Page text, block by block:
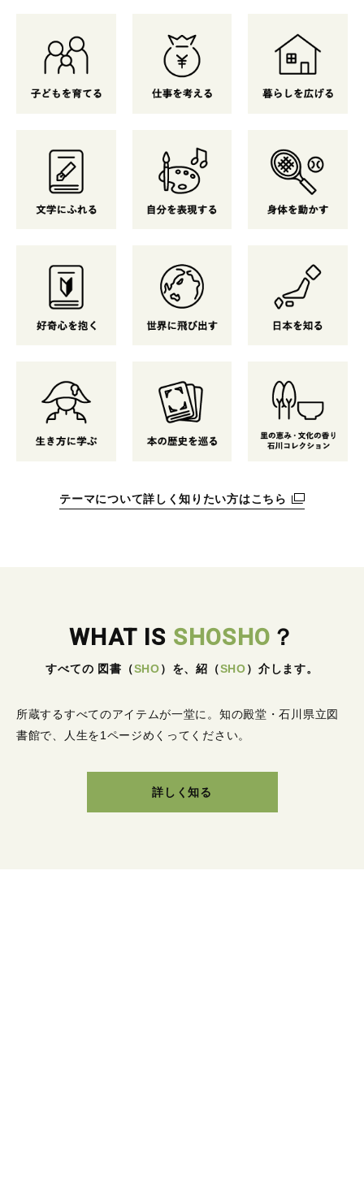
テーマについて詳しく知りたい方はこちら
WHAT IS SHOSHO ？
すべての 図書 （SHO） を、紹 （SHO） 介します。
所蔵するすべてのアイテムが一堂に。 知の殿堂・石川県立図
書館で、人生を1ページめくってください。
詳しく知る